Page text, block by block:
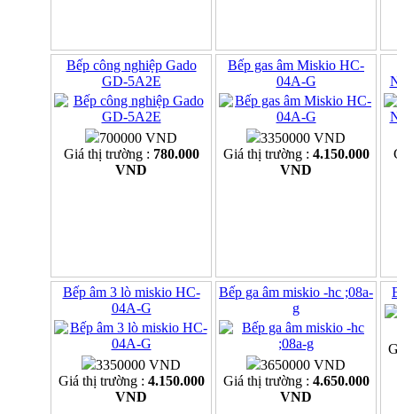
Bếp công nghiệp Gado
GD-5A2E
700000 VND
Giá thị trường : 780.000
VND
Bếp gas âm Miskio HC-
04A-G
3350000 VND
Giá thị trường : 4.150.000
VND
Bếp âm 3 lò miskio HC-
04A-G
3350000 VND
Giá thị trường : 4.150.000
VND
Bếp ga âm miskio -hc ;08a-
g
3650000 VND
Giá thị trường : 4.650.000
VND